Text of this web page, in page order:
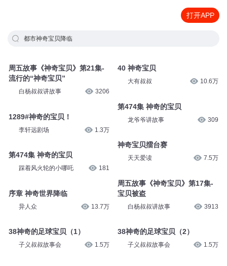
打开APP
都市神奇宝贝降临
周五故事《神奇宝贝》第21集-
流行的“神奇宝贝”
白杨叔叔讲故事 3206
1289#神奇的宝贝！
李轩远剧场 1.3万
第474集 神奇的宝贝
踩着风火轮的小哪吒 181
序章 神奇世界降临
异人众 13.7万
38神奇的足球宝贝（1）
子义叔叔故事会 1.5万
40 神奇宝贝
大有叔叔 10.6万
第474集 神奇的宝贝
龙爷爷讲故事 309
神奇宝贝擂台赛
天天爱读 7.5万
周五故事《神奇宝贝》第17集-
宝贝被盗
白杨叔叔讲故事 3913
38神奇的足球宝贝（2）
子义叔叔故事会 1.5万